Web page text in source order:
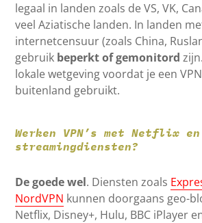
legaal in landen zoals de VS, VK,
veel Aziatische landen. In landen
internetcensuur (zoals China,
gebruik beperkt of gemonitord
lokale wetgeving voordat je een
buitenland gebruikt.
Werken VPN’s met Netflix
streamingdiensten?
De goede wel. Diensten zoals
NordVPN kunnen doorgaans geo-
Netflix, Disney+, Hulu, BBC iPlayer